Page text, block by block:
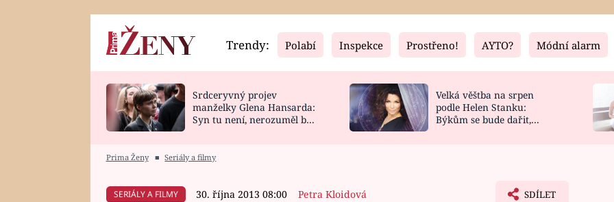
Horoskopy
HOROSKOP NA
Video
CELEBRITY
VAŘENÍ
Fresh
NOVINKY
VIDEORECEPTY
Living
DESIGN
Trendy: Polabí Inspekce Prostřeno! AYTO? Módní alarm
Srdceryvný projev
manželky Glena Hansarda:
Syn tu není, nerozuměl by
Velká věštba na srpen
podle Helen Stanku:
Býkům se bude dařit,
Prima Ženy ■ Seriály a filmy
SERIÁLY A FILMY 30. října 2013 08:00 Petra Kloidová SDÍLET